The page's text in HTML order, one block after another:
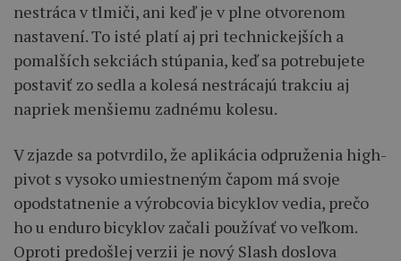
nestráca v tlmiči, ani keď je v plne otvorenom
nastavení. To isté platí aj pri technickejších a
pomalších sekciách stúpania, keď sa potrebujete
postaviť zo sedla a kolesá nestrácajú trakciu aj
napriek menšiemu zadnému kolesu.
V zjazde sa potvrdilo, že aplikácia odpruženia high-
pivot s vysoko umiestneným čapom má svoje
opodstatnenie a výrobcovia bicyklov vedia, prečo
ho u enduro bicyklov začali používať vo veľkom.
Oproti predošlej verzii je nový Slash doslova